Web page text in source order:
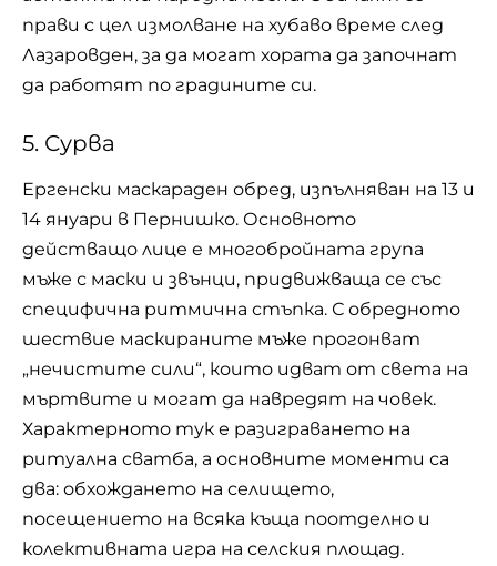
прави с цел измолване на хубаво време след
Лазаровден, за да могат хората да започнат
да работят по градините си.
5. Сурва
Ергенски маскараден обред, изпълняван на 13 и
14 януари в Пернишко. Основното
действащо лице е многобройната група
мъже с маски и звънци, придвижваща се със
специфична ритмична стъпка. С обредното
шествие маскираните мъже прогонват
„нечистите сили“, които идват от света на
мъртвите и могат да навредят на човек.
Характерното тук е разиграването на
ритуална сватба, а основните моменти са
два: обхождането на селището,
посещението на всяка къща поотделно и
колективната игра на селския площад.